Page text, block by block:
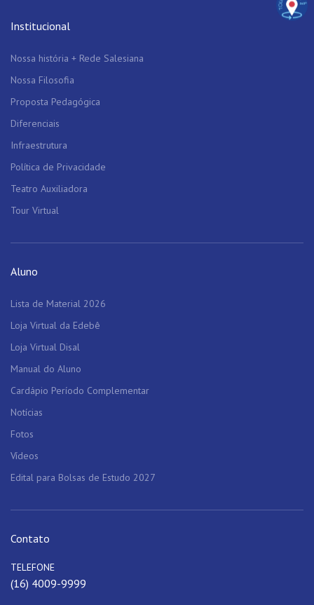
Institucional
Nossa história + Rede Salesiana
Nossa Filosofia
Proposta Pedagógica
Diferenciais
Infraestrutura
Política de Privacidade
Teatro Auxiliadora
Tour Virtual
Aluno
Lista de Material 2026
Loja Virtual da Edebê
Loja Virtual Disal
Manual do Aluno
Cardápio Período Complementar
Notícias
Fotos
Vídeos
Edital para Bolsas de Estudo 2027
Contato
TELEFONE
(16) 4009-9999